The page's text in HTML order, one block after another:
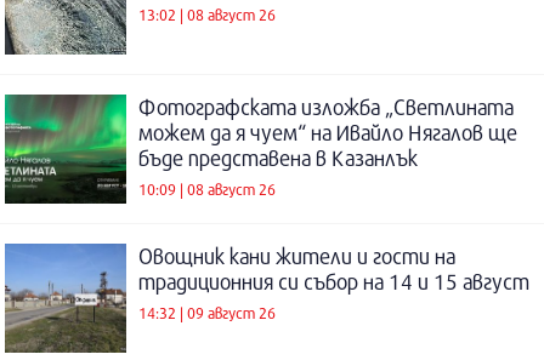
13:02 | 08 август 26
Фотографската изложба „Светлината
можем да я чуем“ на Ивайло Нягалов ще
бъде представена в Казанлък
10:09 | 08 август 26
Овощник кани жители и гости на
традиционния си събор на 14 и 15 август
14:32 | 09 август 26